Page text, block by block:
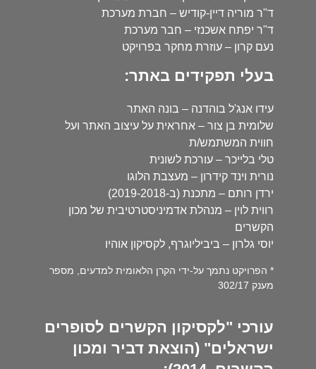
ד"ר מוריה דיין-קודיש – חברת מערכת
ד"ר יפתח אשכנזי – חבר מערכת
נעם קרון – עוזרת מחקר בפרויקט
בעלי תפקידים באתר:
עידו אנג'ל בוהדנה – בונה האתר
שלומית בן צור – אחראית על עיצוב האתר ועל
חווית המשתמש/ת
טלי בלייכר – עורכת לשונית
נורית וינד קידרון – מעצבת הלוגו
ירדן רותם – מתכנת (ב-2019-2018)
רווית לוין – מנהלת אדמיניסטרטיבית של מכון
הקשרים
יוסי גלרון – ביביליוגרף, לקסיקון אוהיו
* הפרויקט נתמך על-ידי הקרן הלאומית למדעים, מספר
מענק 302/17
עורכי "לקסיקון הקשרים לסופרים
ישראלים" (הוצאת דביר ומכון